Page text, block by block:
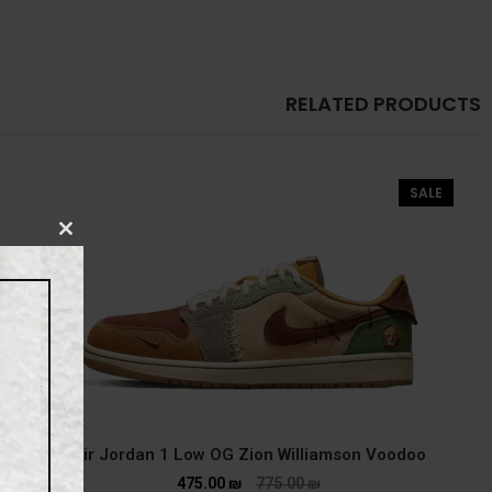
RELATED PRODUCTS
SALE
Air Jordan 1 Low OG Zion Williamson Voodoo
775.00₪
475.00 ₪
CLOSE
MODULE